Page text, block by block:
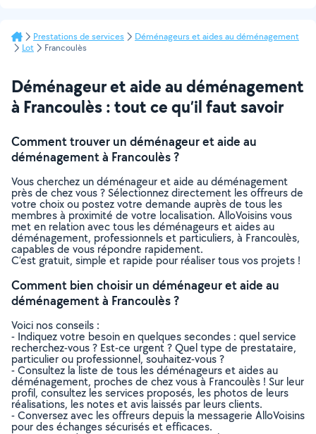
Prestations de services
Déménageurs et aides au déménagement
Lot
Francoulès
Déménageur et aide au déménagement
à Francoulès : tout ce qu’il faut savoir
Comment trouver un déménageur et aide au
déménagement à Francoulès ?
Vous cherchez un déménageur et aide au déménagement
près de chez vous ? Sélectionnez directement les offreurs de
votre choix ou postez votre demande auprès de tous les
membres à proximité de votre localisation. AlloVoisins vous
met en relation avec tous les déménageurs et aides au
déménagement, professionnels et particuliers, à Francoulès,
capables de vous répondre rapidement.
C’est gratuit, simple et rapide pour réaliser tous vos projets !
Comment bien choisir un déménageur et aide au
déménagement à Francoulès ?
Voici nos conseils :
- Indiquez votre besoin en quelques secondes : quel service
recherchez-vous ? Est-ce urgent ? Quel type de prestataire,
particulier ou professionnel, souhaitez-vous ?
- Consultez la liste de tous les déménageurs et aides au
déménagement, proches de chez vous à Francoulès ! Sur leur
profil, consultez les services proposés, les photos de leurs
réalisations, les notes et avis laissés par leurs clients.
- Conversez avec les offreurs depuis la messagerie AlloVoisins
pour des échanges sécurisés et efficaces.